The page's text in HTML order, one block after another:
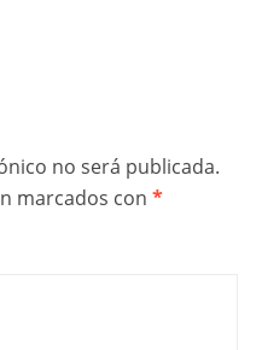
no será publicada.
marcados con *